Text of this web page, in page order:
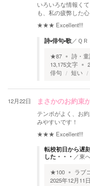
いろいろな情報く
も、私の疲弊した
★★★ Excellent!!!
詩▪️俳句▪️歌／ ＱＲ
★87 詩・
13,175文字
俳句
短い
12月22日 まさかのお約
テンポがよく、お
みやすいです！
★★★ Excellent!!!
転校初日から遅
した・・・ ／東
★100 ラブ
2025年12月11